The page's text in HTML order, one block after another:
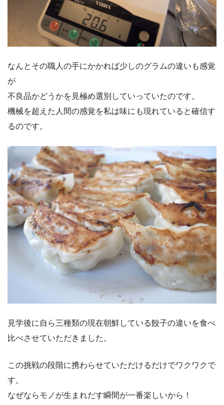
なんとその職人の手にかかれば少しのグラムの違いも感覚
が
不良品かどうかを見極め選別していっていたのです。
機械を超えた人間の感覚を私は味にも現れていると確信す
るのです。
見学後に自ら三種類の現在朝鮮している餃子の違いを食べ
比べさせていただきました。
この挑戦の段階に携わらせていただけるだけでワクワクで
す。
なぜならモノが生まれだす瞬間が一番楽しいから！